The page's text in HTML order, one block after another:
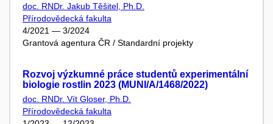
doc. RNDr. Jakub Těšitel, Ph.D.
Přírodovědecká fakulta
4/2021 — 3/2024
Grantová agentura ČR / Standardní projekty
Rozvoj výzkumné práce studentů experimentální
biologie rostlin 2023 (MUNI/A/1468/2022)
doc. RNDr. Vít Gloser, Ph.D.
Přírodovědecká fakulta